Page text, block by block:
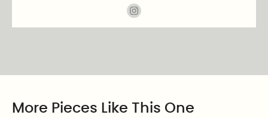
More Pieces Like This One